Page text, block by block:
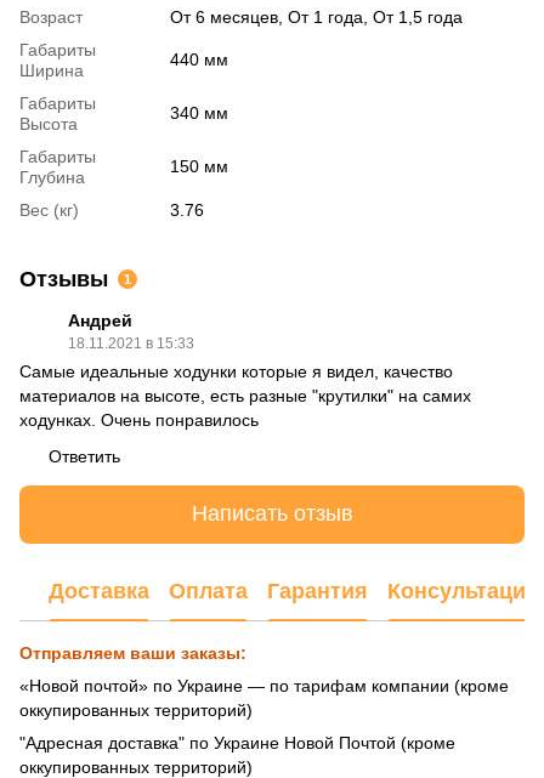
Возраст
От 6 месяцев, От 1 года, От 1,5 года
Габариты
Ширина
440 мм
Габариты
Высота
340 мм
Габариты
Глубина
150 мм
Вес (кг) 3.76
Отзывы 1
Андрей
18.11.2021 в 15:33
Самые идеальные ходунки которые я видел, качество
материалов на высоте, есть разные "крутилки" на самих
ходунках. Очень понравилось
Ответить
Написать отзыв
Доставка Оплата Гарантия Консультация
Отправляем ваши заказы:
«Новой почтой» по Украине — по тарифам компании (кроме
оккупированных территорий)
"Адресная доставка" по Украине Новой Почтой (кроме
оккупированных территорий)